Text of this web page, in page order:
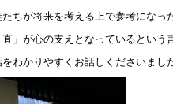
ちが将来を考える上で参考になっ
」が心の支えとなっているという
わかりやすくお話しくださいまし